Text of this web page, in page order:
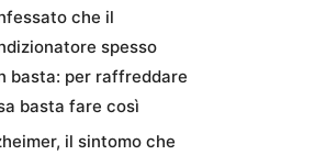
che il
spesso
basta: per raffreddare
basta fare così
il sintomo che